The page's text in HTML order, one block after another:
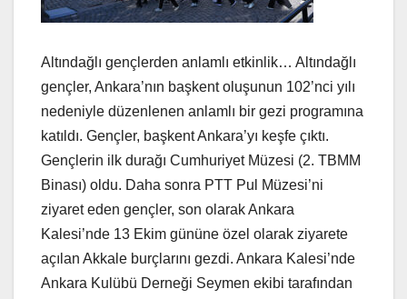
Altındağlı gençlerden anlamlı etkinlik… Altındağlı
gençler, Ankara’nın başkent oluşunun 102’nci yılı
nedeniyle düzenlenen anlamlı bir gezi programına
katıldı. Gençler, başkent Ankara’yı keşfe çıktı.
Gençlerin ilk durağı Cumhuriyet Müzesi (2. TBMM
Binası) oldu. Daha sonra PTT Pul Müzesi’ni
ziyaret eden gençler, son olarak Ankara
Kalesi’nde 13 Ekim gününe özel olarak ziyarete
açılan Akkale burçlarını gezdi. Ankara Kalesi’nde
Ankara Kulübü Derneği Seymen ekibi tarafından